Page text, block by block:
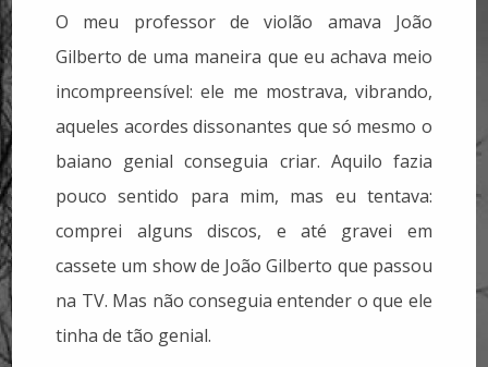
O meu professor de violão amava João
Gilberto de uma maneira que eu achava meio
incompreensível: ele me mostrava, vibrando,
aqueles acordes dissonantes que só mesmo o
baiano genial conseguia criar. Aquilo fazia
pouco sentido para mim, mas eu tentava:
comprei alguns discos, e até gravei em
cassete um show de João Gilberto que passou
na TV. Mas não conseguia entender o que ele
tinha de tão genial.